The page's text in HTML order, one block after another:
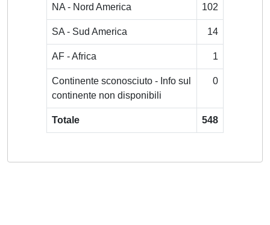
NA - Nord America 102
SA - Sud America 14
AF - Africa 1
Continente sconosciuto - Info sul
continente non disponibili
0
Totale 548